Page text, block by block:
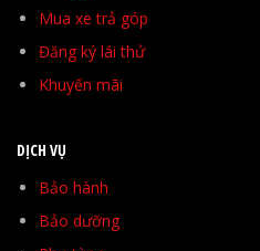
Mua xe trả góp
Đăng ký lái thử
Khuyến mãi
DỊCH VỤ
Bảo hành
Bảo dưỡng